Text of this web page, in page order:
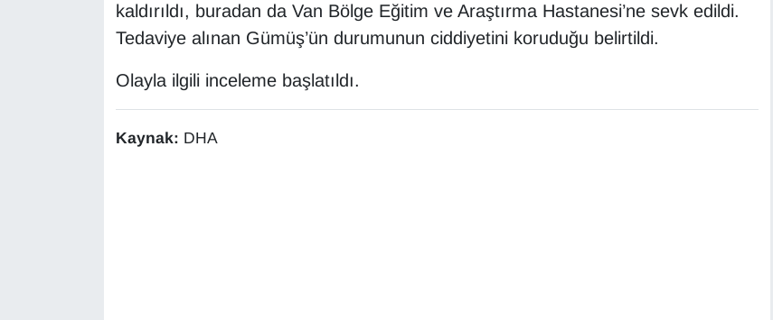
kaldırıldı, buradan da Van Bölge Eğitim ve Araştırma Hastanesi’ne sevk edildi.
Tedaviye alınan Gümüş’ün durumunun ciddiyetini koruduğu belirtildi.
Olayla ilgili inceleme başlatıldı.
Kaynak: DHA
Kamu Alımları
Kim Kimdir?
Kültür & Sanat